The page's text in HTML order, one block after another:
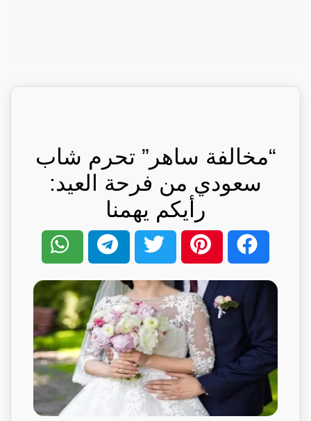
“مخالفة ساهر” تحرم شاب
سعودي من فرحة العيد:
رأيكم يهمنا